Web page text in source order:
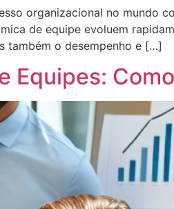
organizacional no mundo
de equipe evoluem
também o desempenho e […]
Equipes: